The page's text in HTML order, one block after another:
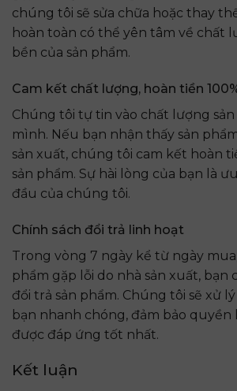
chúng tôi sẽ sửa chữa hoặc thay
hoàn toàn có thể yên tâm về chất
bền của sản phẩm.
Cam kết chất lượng, hoàn tiền
Chúng tôi tự tin vào chất lượng
mình. Nếu bạn nhận thấy sản
sản xuất, chúng tôi cam kết hoàn
sản phẩm. Sự hài lòng của bạn là
đầu của chúng tôi.
Chính sách đổi trả linh hoạt
Trong vòng 7 ngày kể từ ngày
phẩm gặp lỗi do nhà sản xuất, bạn
đổi trả sản phẩm. Chúng tôi sẽ xử
bạn nhanh chóng, đảm bảo quyền
được đáp ứng tốt nhất.
Kết luận